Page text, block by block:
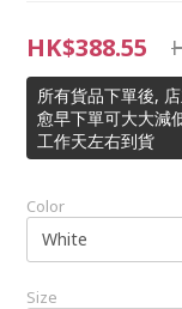
HK$388.55
所有貨品下單後,
愈早下單可大大減
工作天左右到貨
Color
Size